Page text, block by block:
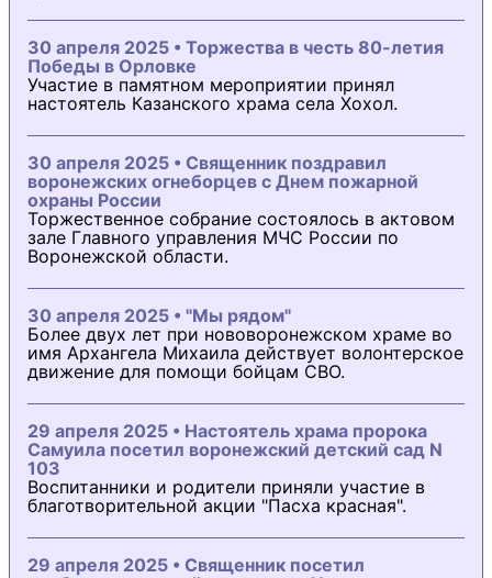
30 апреля 2025 • Торжества в честь 80-летия
Победы в Орловке
Участие в памятном мероприятии принял
настоятель Казанского храма села Хохол.
30 апреля 2025 • Священник поздравил
воронежских огнеборцев с Днем пожарной
охраны России
Торжественное собрание состоялось в актовом
зале Главного управления МЧС России по
Воронежской области.
30 апреля 2025 • "Мы рядом"
Более двух лет при нововоронежском храме во
имя Архангела Михаила действует волонтерское
движение для помощи бойцам СВО.
29 апреля 2025 • Настоятель храма пророка
Самуила посетил воронежский детский сад N
103
Воспитанники и родители приняли участие в
благотворительной акции "Пасха красная".
29 апреля 2025 • Священник посетил